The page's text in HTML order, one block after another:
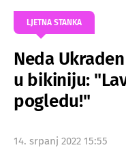
LJETNA STANKA
Neda
u bikiniju:
pogledu!"
14. srpanj 2022 15:55